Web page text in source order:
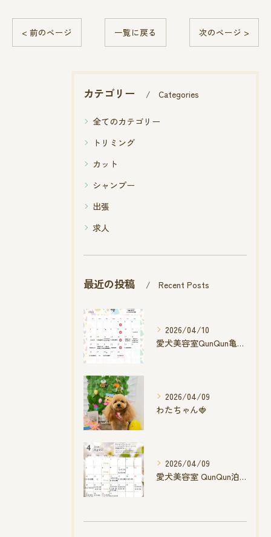
< 前のページ 一覧に戻る 次のページ >
カテゴリー Categories
全てのカテゴリー
トリミング
カット
シャンプー
出張
求人
最近の投稿 Recent Posts
2026/04/10
愛犬美容室QunQun亀山エコー店
2026/04/09
わたちゃん🍓
2026/04/09
愛犬美容室 QunQun泊店 4月空き状況です